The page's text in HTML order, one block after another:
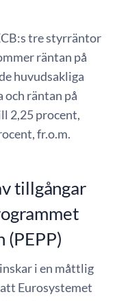
tre styrräntor
räntan på
huvudsakliga
räntan på
2,25 procent,
fr.o.m.
tillgångar
i en måttlig
Eurosystemet